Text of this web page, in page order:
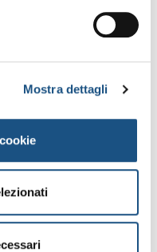
Mostra dettagli
di Carvi che
dolcezza, mentre
una scia
Albicocca
Carvi,
Vaniglia e